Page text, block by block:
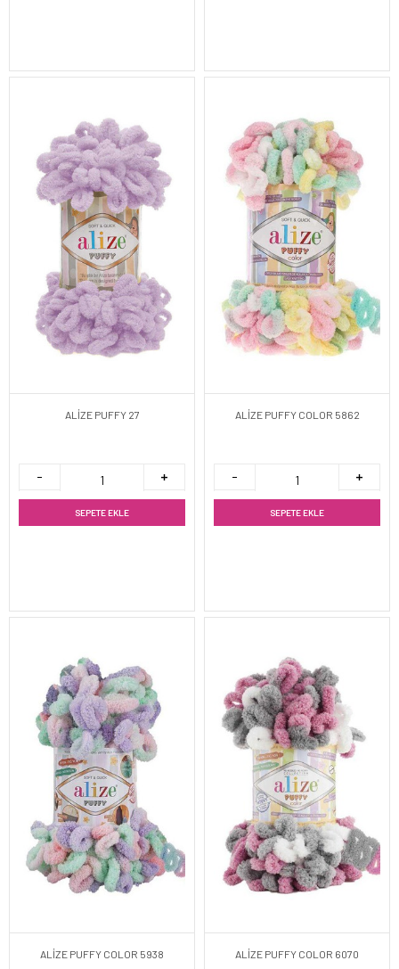
ALİZE PUFFY 27
SEPETE EKLE
ALİZE PUFFY COLOR 5862
SEPETE EKLE
ALİZE PUFFY COLOR 5938 ALİZE PUFFY COLOR 6070